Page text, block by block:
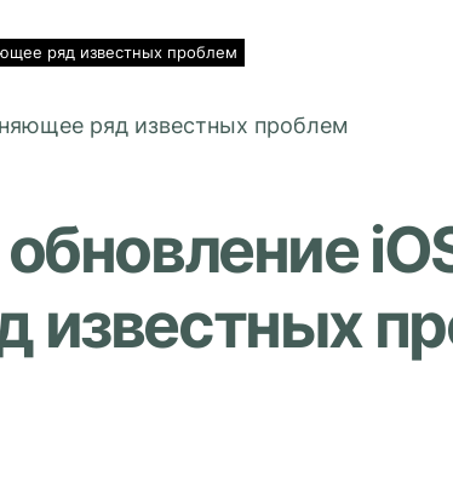
ряд известных проблем
известных